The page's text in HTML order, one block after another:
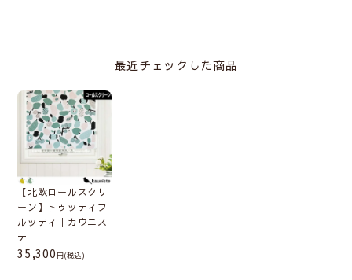
最近チェックした商品
【北欧ロールスクリ
ーン】トゥッティフ
ルッティ｜カウニス
テ
35,300 (税込)